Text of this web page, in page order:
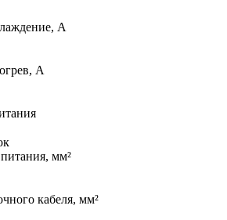
А
А
мм²
кабеля, мм²